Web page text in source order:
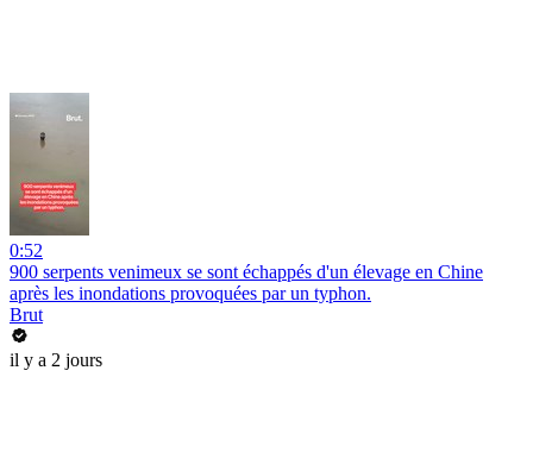
0:52
900 serpents venimeux se sont échappés d'un élevage en Chine
après les inondations provoquées par un typhon.
Brut
il y a 2 jours